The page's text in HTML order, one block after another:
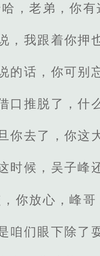
哈，老弟，你有
，我跟着你押
的话，你可别
口推脱了，什
你去了，你
时候，吴子峰
，你放心，峰哥
咱们眼下除